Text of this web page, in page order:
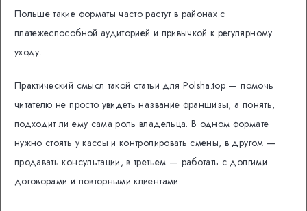
Польше такие форматы часто растут в районах с
платежеспособной аудиторией и привычкой к регулярному
уходу.
Практический смысл такой статьи для Polsha.top — помочь
читателю не просто увидеть название франшизы, а понять,
подходит ли ему сама роль владельца. В одном формате
нужно стоять у кассы и контролировать смены, в другом —
продавать консультации, в третьем — работать с долгими
договорами и повторными клиентами.